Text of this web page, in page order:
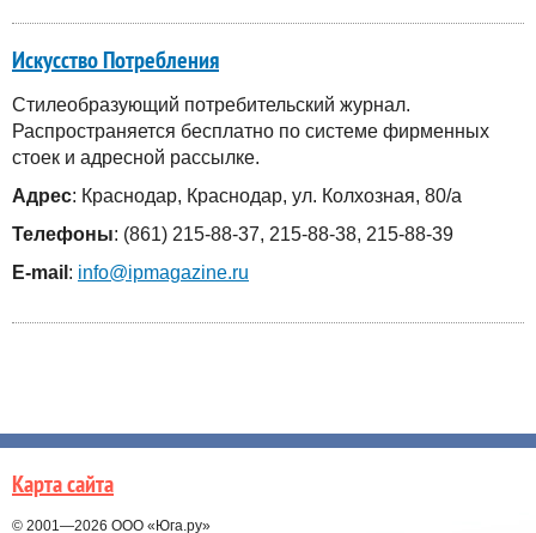
Искусство Потребления
Стилеобразующий потребительский журнал.
Распространяется бесплатно по системе фирменных
стоек и адресной рассылке.
Адрес: Краснодар, Краснодар, ул. Колхозная, 80/а
Телефоны: (861) 215-88-37, 215-88-38, 215-88-39
E-mail : info@ipmagazine.ru
Карта сайта
© 2001—2026 ООО «Юга.ру»